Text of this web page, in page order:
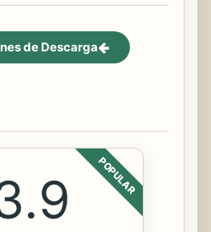
de Descarga
POPULAR